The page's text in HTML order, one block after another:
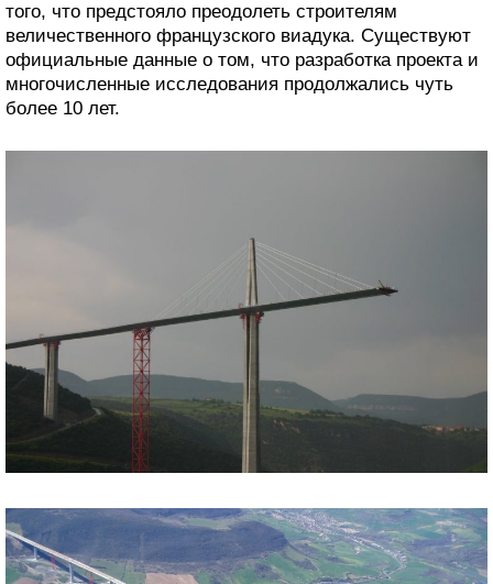
того, что предстояло преодолеть строителям
величественного французского виадука. Существуют
официальные данные о том, что разработка проекта и
многочисленные исследования продолжались чуть
более 10 лет.